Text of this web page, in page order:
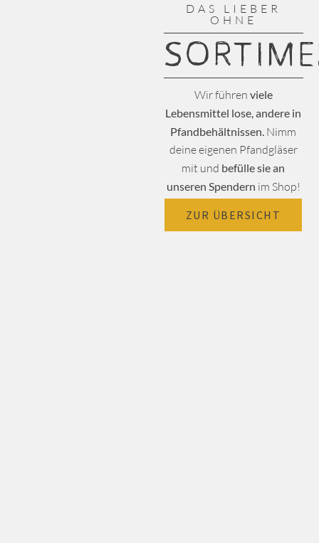
DAS LIEBER
OHNE
Wir führen viele
Lebensmittel lose, andere in
Pfandbehältnissen. Nimm
deine eigenen Pfandgläser
mit und befülle sie an
unseren Spendern im Shop!
ZUR ÜBERSICHT